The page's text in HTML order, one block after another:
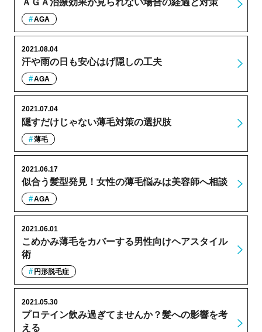
AGA
汗や雨の日も安心はげ隠しの工夫
2021.08.04
AGA
隠すだけじゃない薄毛対策の選択肢
2021.07.04
薄毛
似合う髪型発見！女性の薄毛悩みは美容師へ相談
2021.06.17
AGA
こめかみ薄毛をカバーする男性向けヘアスタイル
術
2021.06.01
円形脱毛症
プロテイン飲み過ぎてませんか？髪への影響を考
える
2021.05.30